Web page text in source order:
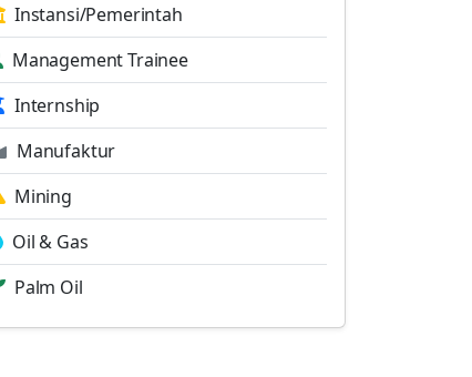
Instansi/Pemerintah
Management Trainee
Internship
Manufaktur
Mining
Oil & Gas
Palm Oil